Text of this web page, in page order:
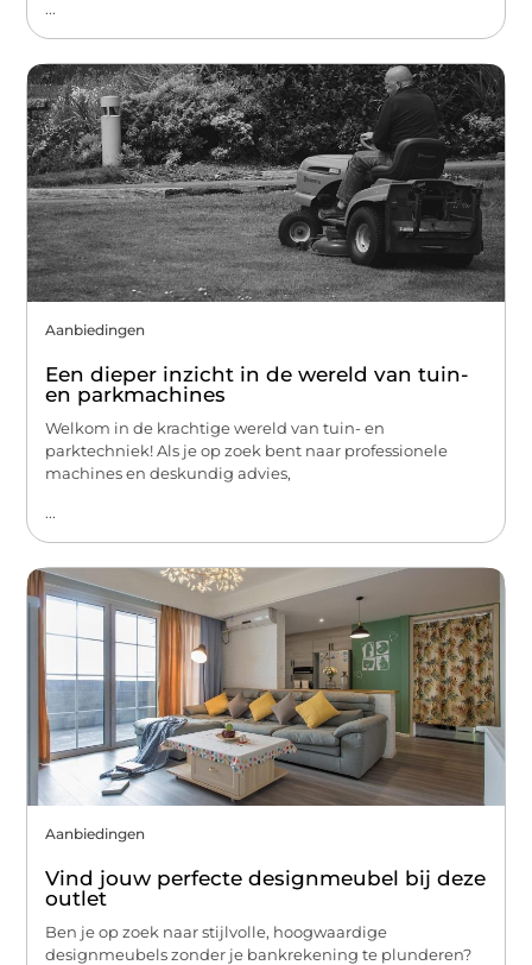
...
Aanbiedingen
Een dieper inzicht in de wereld van tuin-
en parkmachines
Welkom in de krachtige wereld van tuin- en
parktechniek! Als je op zoek bent naar professionele
machines en deskundig advies,
...
Aanbiedingen
Vind jouw perfecte designmeubel bij deze
outlet
Ben je op zoek naar stijlvolle, hoogwaardige
designmeubels zonder je bankrekening te plunderen?